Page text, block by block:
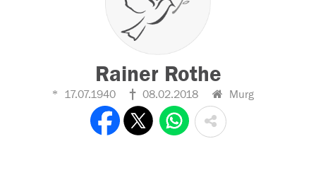
Rainer Rothe
17.07.1940 08.02.2018 Murg